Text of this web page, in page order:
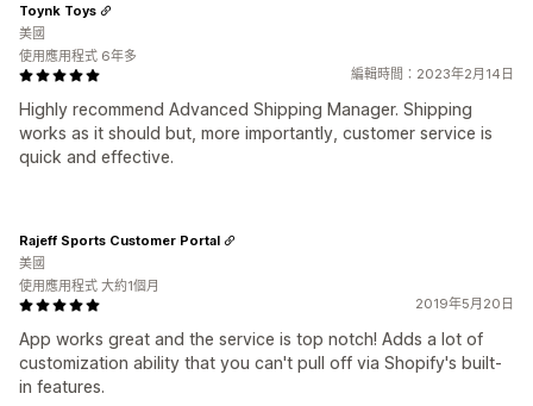
編輯時間：2023年2月14日
Highly recommend Advanced Shipping Manager. Shipping
works as it should but, more importantly, customer service is
quick and effective.
Toynk Toys
美國
使用應用程式 6年多
2019年5月20日
App works great and the service is top notch! Adds a lot of
customization ability that you can't pull off via Shopify's built-
in features.
Rajeff Sports Customer Portal
美國
使用應用程式 大約1個月